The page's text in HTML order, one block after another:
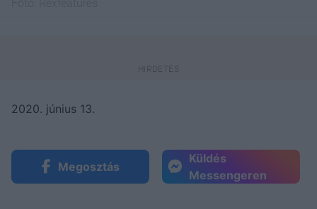
2020. június 13.
Megosztás
Küldés
Messengeren